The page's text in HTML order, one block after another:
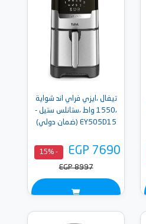
تيفال ،ايزي فراي اند شواية
،1550 واط ،ستانلس ستيل -
EY505D15 (ضمان دولي)
EGP 7690
- 15%
EGP 8997